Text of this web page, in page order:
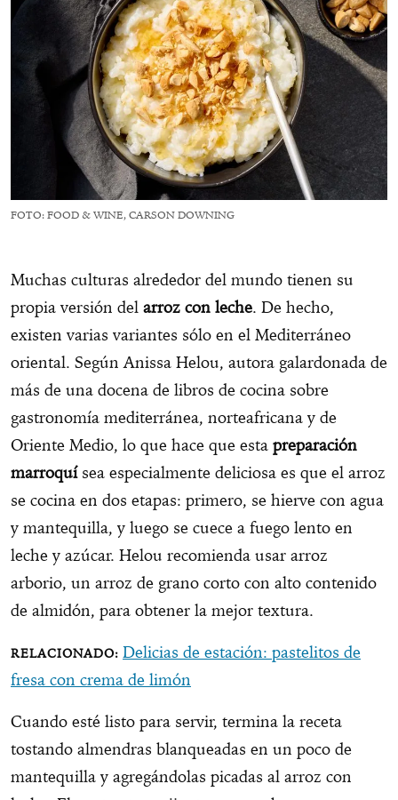
FOTO: FOOD & WINE, CARSON DOWNING
Muchas culturas alrededor del mundo tienen su
propia versión del arroz con leche. De hecho,
existen varias variantes sólo en el Mediterráneo
oriental. Según Anissa Helou, autora galardonada de
más de una docena de libros de cocina sobre
gastronomía mediterránea, norteafricana y de
Oriente Medio, lo que hace que esta preparación
marroquísea especialmente deliciosa es que el arroz
se cocina en dos etapas: primero, se hierve con agua
y mantequilla, y luego se cuece a fuego lento en
leche y azúcar. Helou recomienda usar arroz
arborio, un arroz de grano corto con alto contenido
de almidón, para obtener la mejor textura.
Delicias de estación: pastelitos de
fresa con crema de limón
Cuando esté listo para servir, termina la receta
tostando almendras blanqueadas en un poco de
mantequilla y agregándolas picadas al arroz con